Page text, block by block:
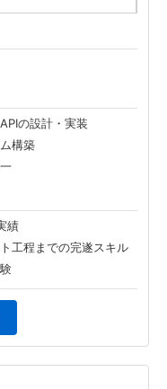
の設計・実装
構築
績
工程までの完遂スキル